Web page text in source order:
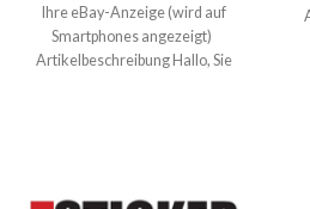
Ihre eBay-Anzeige (wird auf
Smartphones angezeigt)
Artikelbeschreibung Hallo, Sie